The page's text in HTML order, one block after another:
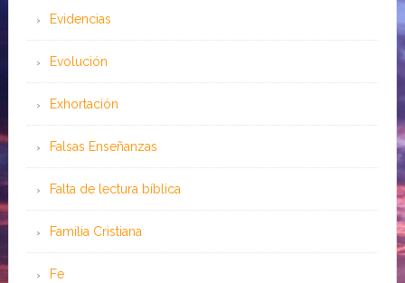
Evidencias
Evolución
Exhortación
Falsas Enseñanzas
Falta de lectura bíblica
Familia Cristiana
Fe